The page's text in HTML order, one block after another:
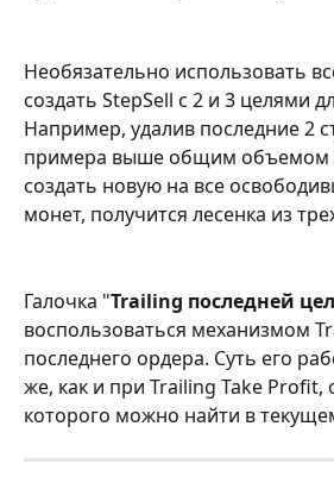
Необязательно использовать
создать StepSell с 2 и 3 целями
Например, удалив последние 2
примера выше общим объемом
создать новую на все
монет, получится лесенка из
Галочка "Trailing последней
воспользоваться механизмом
последнего ордера. Суть его
же, как и при Trailing Take Profit,
которого можно найти в